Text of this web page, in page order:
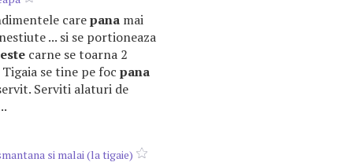
carepana mai
... si se portioneaza
carne se toarna 2
se tine pe foc pana
Serviti alaturi de
si malai (la tigaie)